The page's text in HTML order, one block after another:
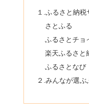
１.ふるさと納
さとふる
ふるさとチョ
楽天ふるさと
ふるさとなび
２.みんなが選